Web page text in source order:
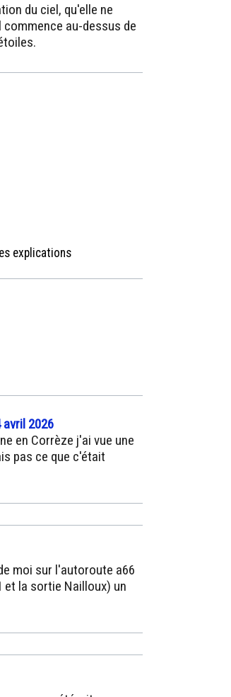
du ciel, qu'elle ne
au-dessus de
explications
2026
en Corrèze j'ai vue une
pas ce que c'était
moi sur l'autoroute a66
et la sortie Nailloux) un